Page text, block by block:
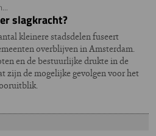
slagkracht?
kleinere stadsdelen fuseert
overblijven in Amsterdam.
en de bestuurlijke drukte in de
zijn de mogelijke gevolgen voor het